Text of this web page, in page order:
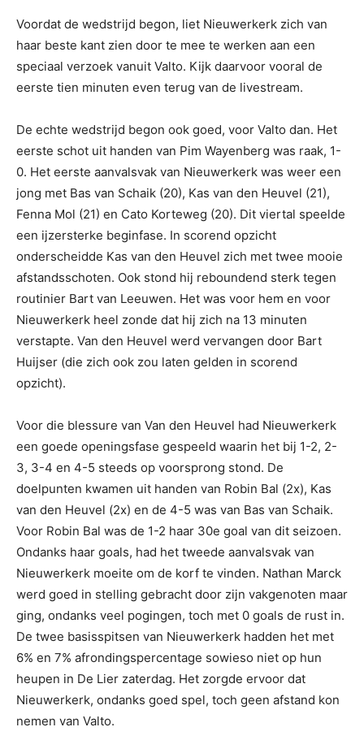
Voordat de wedstrijd begon, liet Nieuwerkerk zich van
haar beste kant zien door te mee te werken aan een
speciaal verzoek vanuit Valto. Kijk daarvoor vooral de
eerste tien minuten even terug van de livestream.
De echte wedstrijd begon ook goed, voor Valto dan. Het
eerste schot uit handen van Pim Wayenberg was raak, 1-
0. Het eerste aanvalsvak van Nieuwerkerk was weer een
jong met Bas van Schaik (20), Kas van den Heuvel (21),
Fenna Mol (21) en Cato Korteweg (20). Dit viertal speelde
een ijzersterke beginfase. In scorend opzicht
onderscheidde Kas van den Heuvel zich met twee mooie
afstandsschoten. Ook stond hij reboundend sterk tegen
routinier Bart van Leeuwen. Het was voor hem en voor
Nieuwerkerk heel zonde dat hij zich na 13 minuten
verstapte. Van den Heuvel werd vervangen door Bart
Huijser (die zich ook zou laten gelden in scorend
opzicht).
Voor die blessure van Van den Heuvel had Nieuwerkerk
een goede openingsfase gespeeld waarin het bij 1-2, 2-
3, 3-4 en 4-5 steeds op voorsprong stond. De
doelpunten kwamen uit handen van Robin Bal (2x), Kas
van den Heuvel (2x) en de 4-5 was van Bas van Schaik.
Voor Robin Bal was de 1-2 haar 30e goal van dit seizoen.
Ondanks haar goals, had het tweede aanvalsvak van
Nieuwerkerk moeite om de korf te vinden. Nathan Marck
werd goed in stelling gebracht door zijn vakgenoten maar
ging, ondanks veel pogingen, toch met 0 goals de rust in.
De twee basisspitsen van Nieuwerkerk hadden het met
6% en 7% afrondingspercentage sowieso niet op hun
heupen in De Lier zaterdag. Het zorgde ervoor dat
Nieuwerkerk, ondanks goed spel, toch geen afstand kon
nemen van Valto.